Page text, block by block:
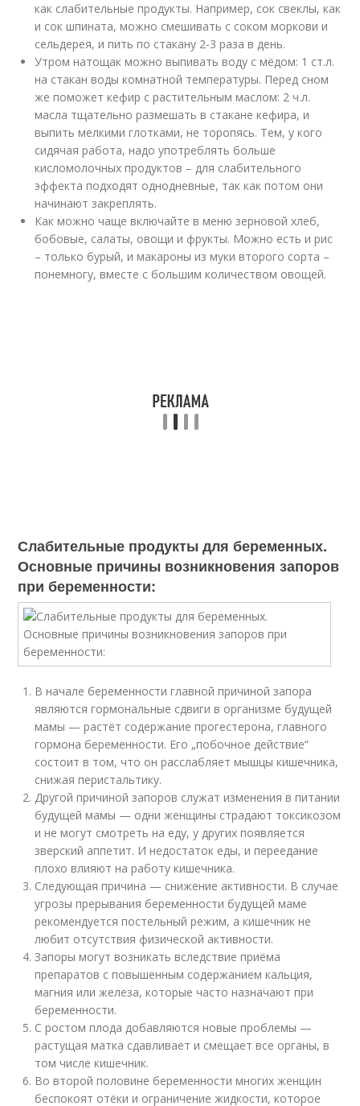
как слабительные продукты. Например, сок свеклы, как
и сок шпината, можно смешивать с соком моркови и
сельдерея, и пить по стакану 2-3 раза в день.
Утром натощак можно выпивать воду с мёдом: 1 ст.л.
на стакан воды комнатной температуры. Перед сном
же поможет кефир с растительным маслом: 2 ч.л.
масла тщательно размешать в стакане кефира, и
выпить мелкими глотками, не торопясь. Тем, у кого
сидячая работа, надо употреблять больше
кисломолочных продуктов – для слабительного
эффекта подходят однодневные, так как потом они
начинают закреплять.
Как можно чаще включайте в меню зерновой хлеб,
бобовые, салаты, овощи и фрукты. Можно есть и рис
– только бурый, и макароны из муки второго сорта –
понемногу, вместе с большим количеством овощей.
Слабительные продукты для беременных.
Основные причины возникновения запоров
при беременности:
В начале беременности главной причиной запора
являются гормональные сдвиги в организме будущей
мамы — растёт содержание прогестерона, главного
гормона беременности. Его „побочное действие“
состоит в том, что он расслабляет мышцы кишечника,
снижая перистальтику.
Другой причиной запоров служат изменения в питании
будущей мамы — одни женщины страдают токсикозом
и не могут смотреть на еду, у других появляется
зверский аппетит. И недостаток еды, и переедание
плохо влияют на работу кишечника.
Следующая причина — снижение активности. В случае
угрозы прерывания беременности будущей маме
рекомендуется постельный режим, а кишечник не
любит отсутствия физической активности.
Запоры могут возникать вследствие приёма
препаратов с повышенным содержанием кальция,
магния или железа, которые часто назначают при
беременности.
С ростом плода добавляются новые проблемы —
растущая матка сдавливает и смещает все органы, в
том числе кишечник.
Во второй половине беременности многих женщин
беспокоят отёки и ограничение жидкости, которое